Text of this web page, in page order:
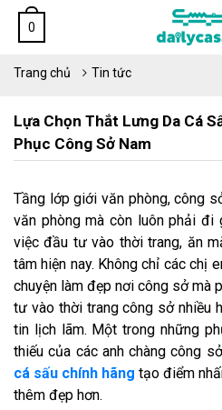
0
Trang chủ Tin tức
Lựa Chọn Thắt Lưng Da Cá
Phục Công Sở Nam
Tầng lớp giới văn phòng, công
văn phòng mà còn luôn phải đi
việc đầu tư vào thời trang, ăn
tâm hiện nay. Không chỉ các chị
chuyện làm đẹp nơi công sở mà
tư vào thời trang công sở nhiều
tin lịch lãm. Một trong những
thiếu của các anh chàng công
cá sấu chính hãng tạo điểm
thêm đẹp hơn.